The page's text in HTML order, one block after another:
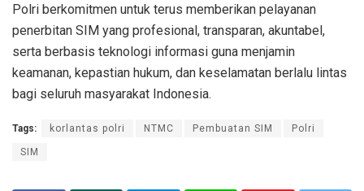
Polri berkomitmen untuk terus memberikan pelayanan
penerbitan SIM yang profesional, transparan, akuntabel,
serta berbasis teknologi informasi guna menjamin
keamanan, kepastian hukum, dan keselamatan berlalu lintas
bagi seluruh masyarakat Indonesia.
Tags: korlantas polri NTMC Pembuatan SIM Polri
SIM